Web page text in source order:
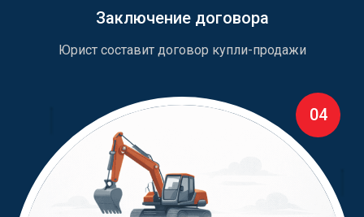
Заключение договора
Юрист составит договор купли-продажи
04